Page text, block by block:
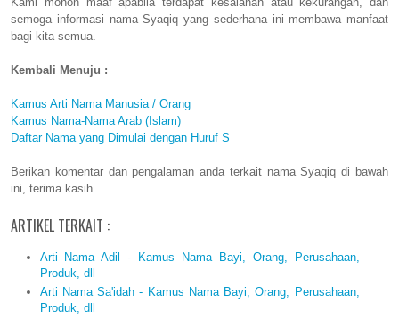
semoga informasi nama Syaqiq yang sederhana ini membawa manfaat
bagi kita semua.
Kembali Menuju :
Kamus Arti Nama Manusia / Orang
Kamus Nama-Nama Arab (Islam)
Daftar Nama yang Dimulai dengan Huruf S
Berikan komentar dan pengalaman anda terkait nama Syaqiq di bawah
ini, terima kasih.
ARTIKEL TERKAIT :
Arti Nama Adil - Kamus Nama Bayi, Orang, Perusahaan,
Produk, dll
Arti Nama Sa'idah - Kamus Nama Bayi, Orang, Perusahaan,
Produk, dll